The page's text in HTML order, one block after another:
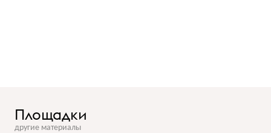
Площадки
другие материалы